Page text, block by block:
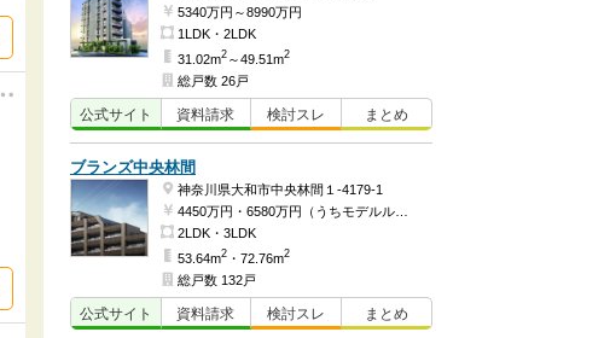
5340万円～8990万円
1LDK・2LDK
31.02m2 ～49.51m2
総戸数 26戸
公式サイト 資料請求 検討スレ まとめ
ブランズ中央林間
神奈川県大和市中央林間１-4179-1
4450万円・6580万円（うちモデルルーム価格6580万円）
2LDK・3LDK
53.64m2 ・72.76m2
総戸数 132戸
公式サイト 資料請求 検討スレ まとめ